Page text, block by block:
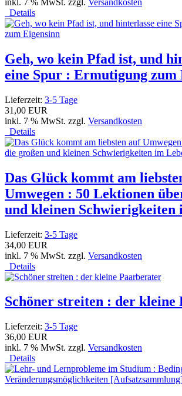
inkl. 7 % MwSt. zzgl. Versandkosten
Details
Geh, wo kein Pfad ist, und
eine Spur : Ermutigung zum
Lieferzeit: 3-5 Tage
31,00 EUR
inkl. 7 % MwSt. zzgl. Versandkosten
Details
Das Glück kommt am
Umwegen : 50 Lektionen
und kleinen Schwierigkeiten
Lieferzeit: 3-5 Tage
34,00 EUR
inkl. 7 % MwSt. zzgl. Versandkosten
Details
Schöner streiten : der kleine
Lieferzeit: 3-5 Tage
36,00 EUR
inkl. 7 % MwSt. zzgl. Versandkosten
Details